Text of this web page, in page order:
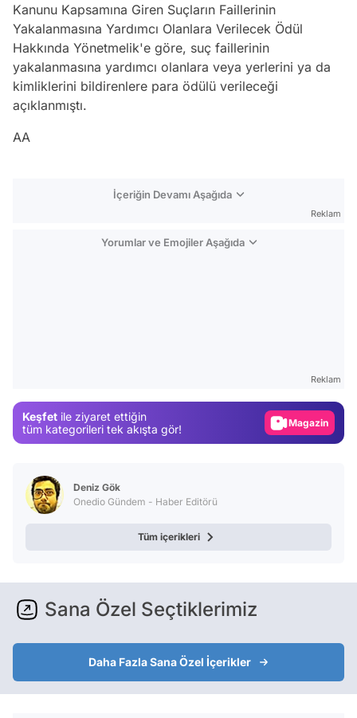
Kanunu Kapsamına Giren Suçların Faillerinin
Yakalanmasına Yardımcı Olanlara Verilecek Ödül
Hakkında Yönetmelik'e göre, suç faillerinin
yakalanmasına yardımcı olanlara veya yerlerini ya da
kimliklerini bildirenlere para ödülü verileceği
açıklanmıştı.
AA
İçeriğin Devamı Aşağıda
Reklam
Yorumlar ve Emojiler Aşağıda
Reklam
Keşfet ile ziyaret ettiğin
tüm kategorileri tek akışta gör!
Magazin
Deniz Gök
Onedio Gündem - Haber Editörü
Tüm içerikleri
Sana Özel Seçtiklerimiz
Daha Fazla Sana Özel İçerikler